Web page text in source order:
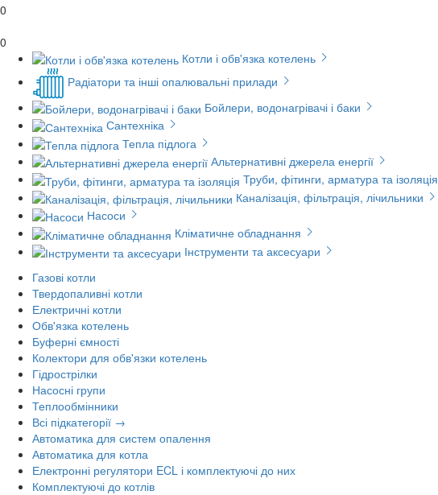
0
0
Котли і обв'язка котелень
Радіатори та інші опалювальні прилади
Бойлери, водонагрівачі і баки
Сантехніка
Тепла підлога
Альтернативні джерела енергії
Труби, фітинги, арматура та ізоляція
Каналізація, фільтрація, лічильники
Насоси
Кліматичне обладнання
Інструменти та аксесуари
Газові котли
Твердопаливні котли
Електричні котли
Обв'язка котелень
Буферні ємності
Колектори для обв'язки котелень
Гідрострілки
Насосні групи
Теплообмінники
Всі підкатегорії →
Автоматика для систем опалення
Автоматика для котла
Електронні регулятори ECL і комплектуючі до них
Комплектуючі до котлів